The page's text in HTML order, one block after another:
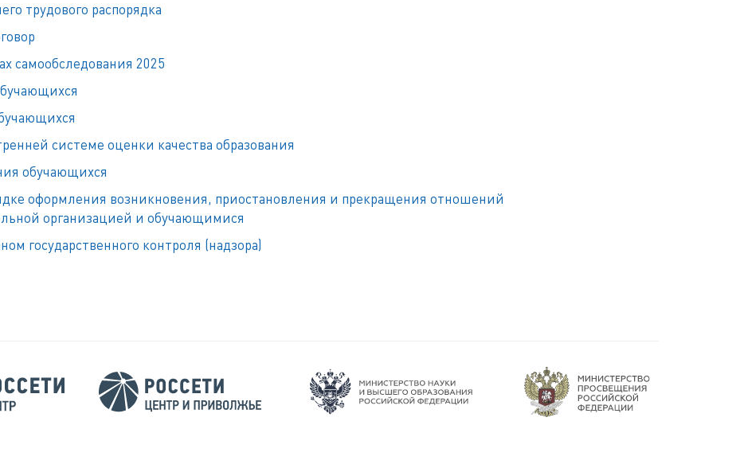
трудового распорядка
самообследования 2025
системе оценки качества образования
обучающихся
оформления возникновения, приостановления и прекращения отношений
организацией и обучающимися
государственного контроля (надзора)